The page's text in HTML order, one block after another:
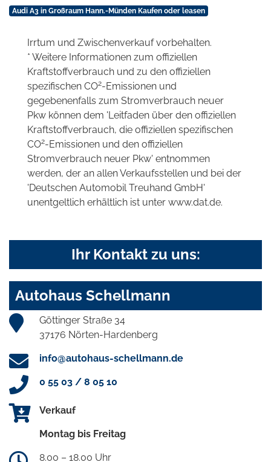
Audi A3 in Großraum Hann.-Münden Kaufen oder leasen
Irrtum und Zwischenverkauf vorbehalten.
* Weitere Informationen zum offiziellen
Kraftstoffverbrauch und zu den offiziellen
spezifischen CO2-Emissionen und
gegebenenfalls zum Stromverbrauch neuer
Pkw können dem 'Leitfaden über den offiziellen
Kraftstoffverbrauch, die offiziellen spezifischen
CO2-Emissionen und den offiziellen
Stromverbrauch neuer Pkw' entnommen
werden, der an allen Verkaufsstellen und bei der
'Deutschen Automobil Treuhand GmbH'
unentgeltlich erhältlich ist unter www.dat.de.
Ihr Kontakt zu uns:
Autohaus Schellmann
Göttinger Straße 34
37176 Nörten-Hardenberg
info@autohaus-schellmann.de
0 55 03 / 8 05 10
Verkauf
Montag bis Freitag
8.00 – 18.00 Uhr